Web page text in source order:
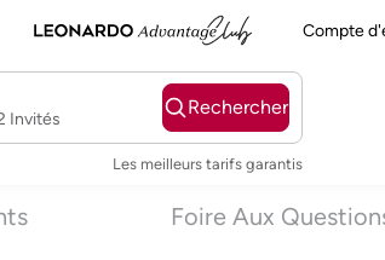
Compte
Invités
Rechercher
Les meilleurs tarifs garantis
Foire Aux